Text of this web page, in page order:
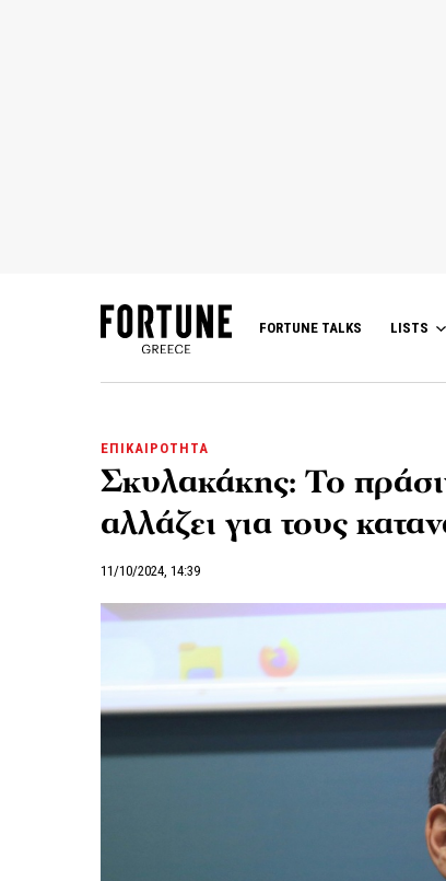
FORTUNE TALKS LISTS
ΕΠΙΚΑΙΡΟΤΗΤΑ
Σκυλακάκης: Το
αλλάζει για τους
11/10/2024, 14:39